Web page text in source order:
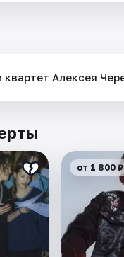
квартет Алексея
от 1 800 ₽